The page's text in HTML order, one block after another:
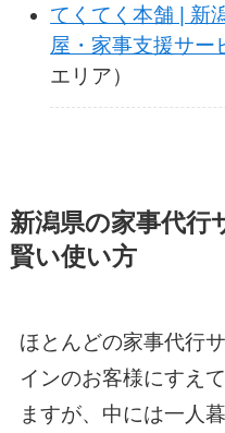
てくてく本舗 | 新
屋・家事支援サー
エリア）
新潟県の家事代行
賢い使い方
ほとんどの家事代行
インのお客様にすえ
ますが、中には一人